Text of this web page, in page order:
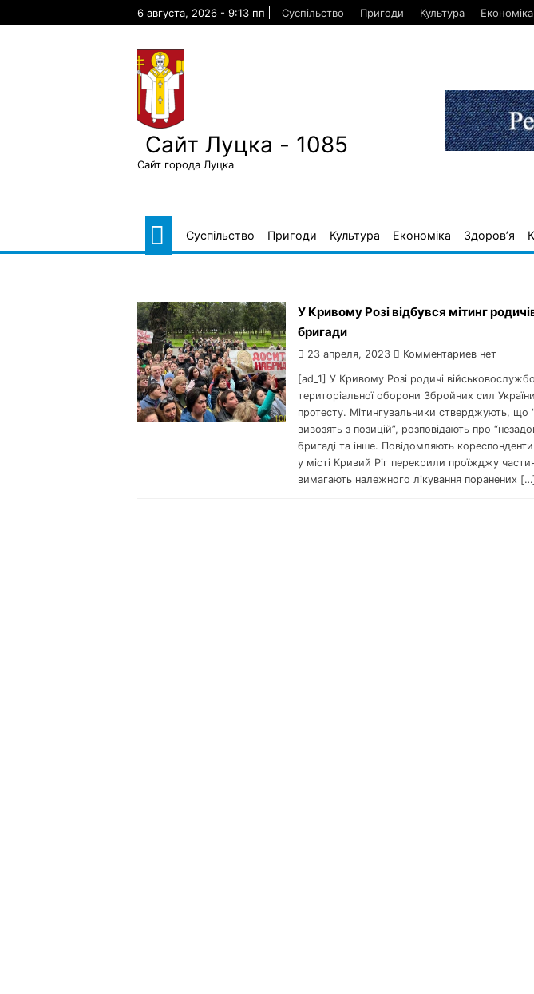
6 августа, 2026 - 9:13 пп Суспільство Пригоди Культура Економіка
Сайт Луцка - 1085
Сайт города Луцка
Суспільство Пригоди Культура Економіка Здоров’я
У Кривому Розі відбувся мітинг
бригади
23 апреля, 2023 Комментариев нет
[ad_1] У Кривому Розі родичі
територіальної оборони Збройних сил
протесту. Мітингувальники стверджують, що
вивозять з позицій”, розповідають про
бригаді та інше. Повідомляють
у місті Кривий Ріг перекрили проїжджу
вимагають належного лікування поранених […]